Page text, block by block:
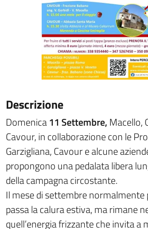
Descrizione
Domenica11 Settembre,Macello,
Cavour, in collaborazione con le
Garzigliana, Cavour e alcune
propongono una pedalata libera
della campagna circostante.
Il mese di settembre normalmente
passa la calura estiva, ma rimane
quell’energia frizzante che invita a